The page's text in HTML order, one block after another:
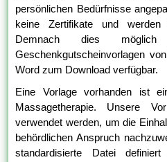
persönlichen Bedürfnisse
keine Zertifikate und werden
Demnach dies
Geschenkgutscheinvorlagen
Word zum Download verfügbar.
Eine Vorlage vorhanden ist
Massagetherapie. Unsere
verwendet werden, um die
behördlichen Anspruch
standardisierte Datei